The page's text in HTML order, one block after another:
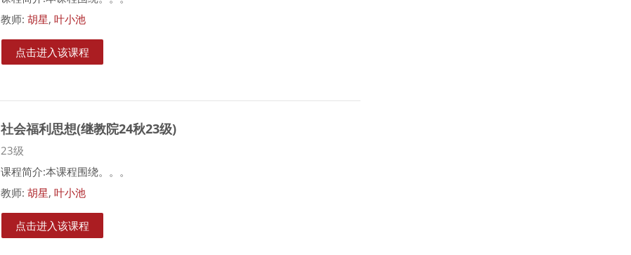
教师:胡星,叶小池
点击进入该课程
社会福利思想(继教院24秋23级)
课程类别
23级
课程简介:本课程围绕。。。
教师:胡星,叶小池
点击进入该课程